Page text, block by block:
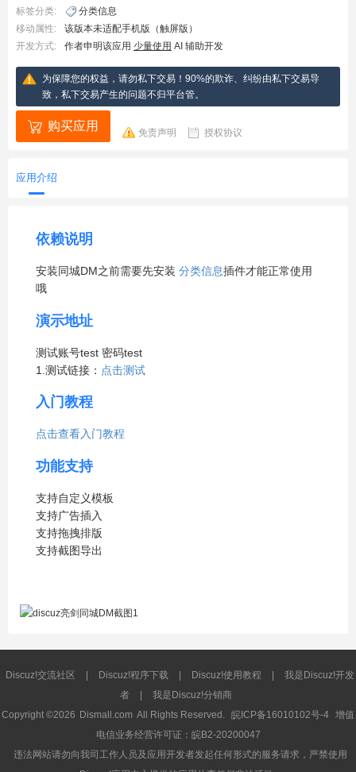
标签分类:
分类信息
移动属性:
该版本未适配手机版（触屏版）
开发方式:
作者申明该应用 少量使用 AI 辅助开发
为保障您的权益，请勿私下交易！90%的欺诈、纠纷由私下交易导
致，私下交易产生的问题不归平台管。
购买应用 免责声明 授权协议
应用介绍
依赖说明
安装同城DM之前需要先安装 分类信息插件才能正常使用
哦
演示地址
测试账号test 密码test
1.测试链接： 点击测试
入门教程
点击查看入门教程
功能支持
支持自定义模板
支持广告插入
支持拖拽排版
支持截图导出
Discuz!交流社区 | Discuz!程序下载 | Discuz!使用教程 |
我是Discuz!开发
者
|
我是Discuz!分销商
Copyright ©2026 Dismall.com All Rights Reserved. 皖ICP备16010102号-4 增值
电信业务经营许可证：皖B2-20200047
违法网站请勿向我司工作人员及应用开发者发起任何形式的服务请求，严禁使用